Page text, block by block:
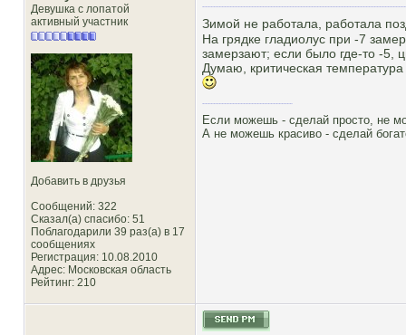
Девушка с лопатой
активный участник
Добавить в друзья
Сообщений: 322
Сказал(а) спасибо: 51
Поблагодарили 39 раз(а) в 17
сообщениях
Регистрация: 10.08.2010
Адрес: Московская область
Рейтинг: 210
Зимой не работала, работала
На грядке гладиолус при -7
замерзают; если было где-то -5,
Думаю, критическая
Если можешь - сделай просто, не
А не можешь красиво - сделай